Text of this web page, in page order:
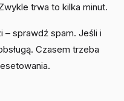
trwa to kilka minut.
– sprawdź spam. Jeśli i
Czasem trzeba